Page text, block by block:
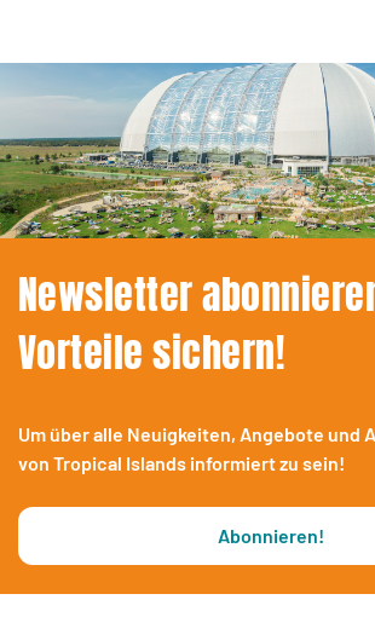
Newsletter
Vorteile sichern!
Um über alle Neuigkeiten, Angebote und
von Tropical Islands informiert zu sein!
Abonnieren!